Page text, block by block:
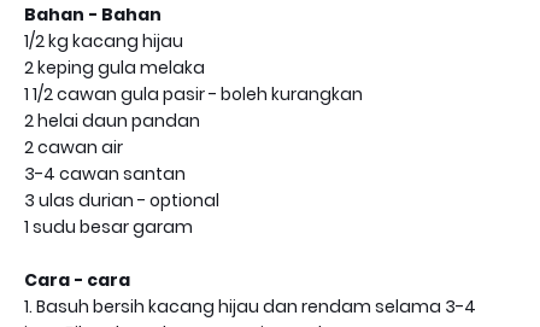
Bahan - Bahan
1/2 kg kacang hijau
2 keping gula melaka
1 1/2 cawan gula pasir - boleh kurangkan
2 helai daun pandan
2 cawan air
3-4 cawan santan
3 ulas durian - optional
1 sudu besar garam
Cara - cara
1. Basuh bersih kacang hijau dan rendam selama 3-4